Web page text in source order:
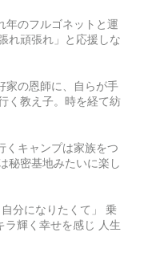
年のフルゴネットと運
れ頑張れ」と応援しな
家の恩師に、自らが手
く教え子。時を経て紡
くキャンプは家族をつ
秘密基地みたいに楽し
分になりたくて」 乗
ラ輝く幸せを感じ 人生